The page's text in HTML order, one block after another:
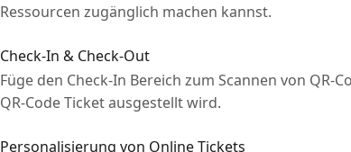
Ressourcen zugänglich machen kannst.
Check-In & Check-Out
Füge den Check-In Bereich zum Scannen von
QR-Code Ticket ausgestellt wird.
Personalisierung von Online Tickets